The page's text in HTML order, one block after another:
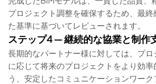
プロジェクト調整を確保するため、最
た基準に基づいてレビューされます。
ステップ4 ― 継続的な協業と制作
長期的なパートナー様に対しては、プ
に応じて将来のプロジェクトをより効率
う、安定したコミュニケーションワー